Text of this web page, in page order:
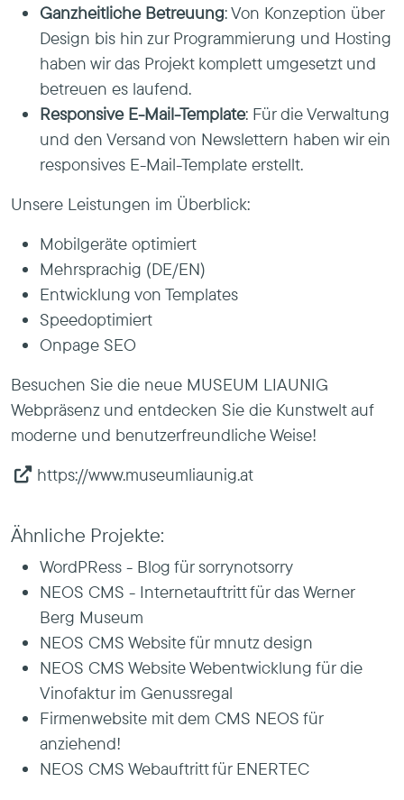
Ganzheitliche Betreuung: Von Konzeption über
Design bis hin zur Programmierung und Hosting
haben wir das Projekt komplett umgesetzt und
betreuen es laufend.
Responsive E-Mail-Template: Für die Verwaltung
und den Versand von Newslettern haben wir ein
responsives E-Mail-Template erstellt.
Unsere Leistungen im Überblick:
Mobilgeräte optimiert
Mehrsprachig (DE/EN)
Entwicklung von Templates
Speedoptimiert
Onpage SEO
Besuchen Sie die neue MUSEUM LIAUNIG
Webpräsenz und entdecken Sie die Kunstwelt auf
moderne und benutzerfreundliche Weise!
https://www.museumliaunig.at
Ähnliche Projekte:
WordPRess - Blog für sorrynotsorry
NEOS CMS - Internetauftritt für das Werner
Berg Museum
NEOS CMS Website für mnutz design
NEOS CMS Website Webentwicklung für die
Vinofaktur im Genussregal
Firmenwebsite mit dem CMS NEOS für
anziehend!
NEOS CMS Webauftritt für ENERTEC